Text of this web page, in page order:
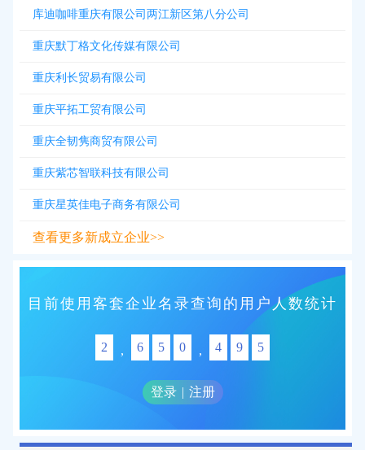
库迪咖啡重庆有限公司两江新区第八分公司
重庆默丁格文化传媒有限公司
重庆利长贸易有限公司
重庆平拓工贸有限公司
重庆全韧隽商贸有限公司
重庆紫芯智联科技有限公司
重庆星英佳电子商务有限公司
查看更多新成立企业>>
目前使用客套企业名录查询的用户人数统计
2 , 6 5 0 , 4 9 5
登录 | 注册